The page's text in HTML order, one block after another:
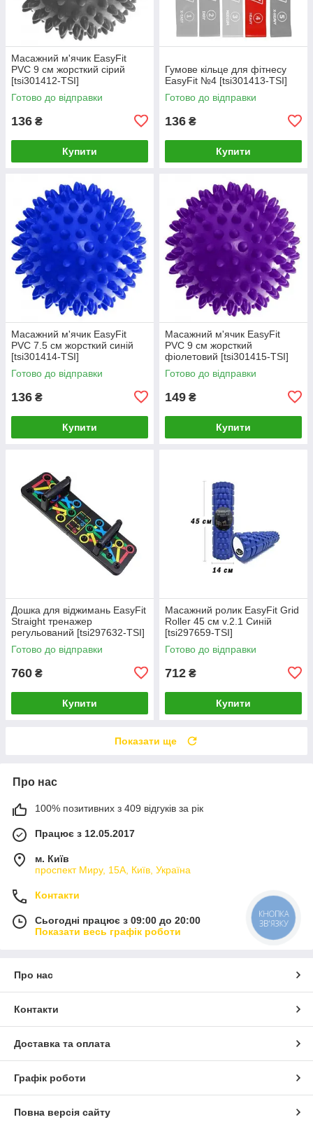
Масажний м'ячик EasyFit
PVC 9 см жорсткий сірий
[tsi301412-TSI]
Готово до відправки
136 ₴
Купити
Гумове кільце для фітнесу
EasyFit №4 [tsi301413-TSI]
Готово до відправки
136 ₴
Купити
Масажний м'ячик EasyFit
PVC 7.5 см жорсткий синій
[tsi301414-TSI]
Готово до відправки
136 ₴
Купити
Масажний м'ячик EasyFit
PVC 9 см жорсткий
фіолетовий [tsi301415-TSI]
Готово до відправки
149 ₴
Купити
Дошка для віджимань EasyFit
Straight тренажер
регульований [tsi297632-TSI]
Готово до відправки
760 ₴
Купити
Масажний ролик EasyFit Grid
Roller 45 см v.2.1 Синій
[tsi297659-TSI]
Готово до відправки
712 ₴
Купити
Показати ще
Про нас
100% позитивних з 409 відгуків за рік
Працює з 12.05.2017
м. Київ
проспект Миру, 15А, Київ, Україна
Контакти
Сьогодні працює з 09:00 до 20:00
Показати весь графік роботи
Про нас
Контакти
Доставка та оплата
Графік роботи
Повна версія сайту
КНОПКА
ЗВ'ЯЗКУ